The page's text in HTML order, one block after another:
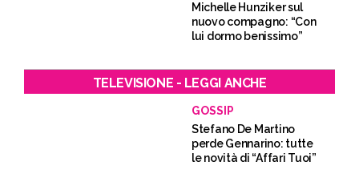
Michelle Hunziker sul
nuovo compagno: “Con
lui dormo benissimo”
TELEVISIONE - LEGGI ANCHE
GOSSIP
Stefano De Martino
perde Gennarino: tutte
le novità di “Affari Tuoi”